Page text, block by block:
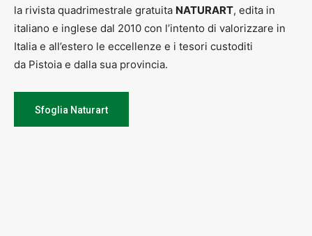
la rivista quadrimestrale gratuita NATURART, edita in
italiano e inglese dal 2010 con l’intento di valorizzare in
Italia e all’estero le eccellenze e i tesori custoditi
da Pistoia e dalla sua provincia.
Sfoglia Naturart